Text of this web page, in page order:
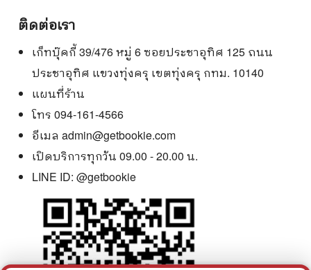
ติดต่อเรา
เก็ทบุ๊คกี้ 39/476 หมู่ 6 ซอยประชาอุทิศ 125 ถนน
ประชาอุทิศ แขวงทุ่งครุ เขตทุ่งครุ กทม. 10140
แผนที่ร้าน
โทร 094-161-4566
อีเมล admin@getbookie.com
เปิดบริการทุกวัน 09.00 - 20.00 น.
LINE ID: @getbookie